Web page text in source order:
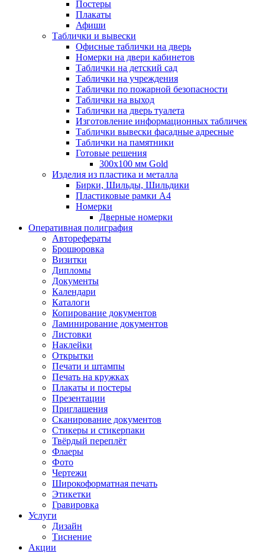
Постеры
Плакаты
Афиши
Таблички и вывески
Офисные таблички на дверь
Номерки на двери кабинетов
Таблички на детский сад
Таблички на учреждения
Таблички по пожарной безопасности
Таблички на выход
Таблички на дверь туалета
Изготовление информационных табличек
Таблички вывески фасадные адресные
Таблички на памятники
Готовые решения
300x100 мм Gold
Изделия из пластика и металла
Бирки, Шильды, Шильдики
Пластиковые рамки А4
Номерки
Дверные номерки
Оперативная полиграфия
Авторефераты
Брошюровка
Визитки
Дипломы
Документы
Календари
Каталоги
Копирование документов
Ламинирование документов
Листовки
Наклейки
Открытки
Печати и штампы
Печать на кружках
Плакаты и постеры
Презентации
Приглашения
Сканирование документов
Стикеры и стикерпаки
Твёрдый переплёт
Флаеры
Фото
Чертежи
Широкоформатная печать
Этикетки
Гравировка
Услуги
Дизайн
Тиснение
Акции